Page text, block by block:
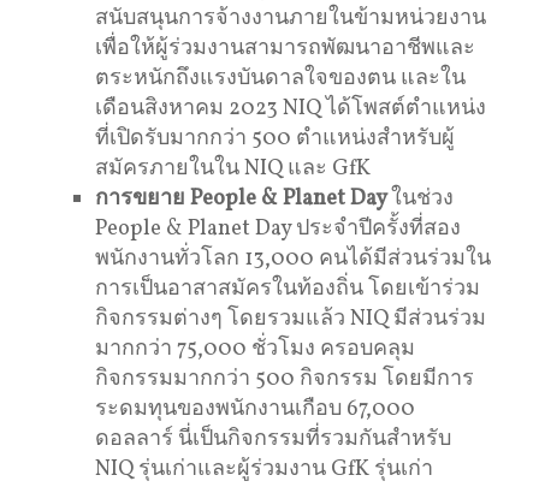
สนับสนุนการจ้างงานภายในข้ามหน่วยงาน
เพื่อให้ผู้ร่วมงานสามารถพัฒนาอาชีพและ
ตระหนักถึงแรงบันดาลใจของตน และใน
เดือนสิงหาคม 2023 NIQ ได้โพสต์ตําแหน่ง
ที่เปิดรับมากกว่า 500 ตําแหน่งสําหรับผู้
สมัครภายในใน NIQ และ GfK
การขยาย People & Planet Dayในช่วง
People & Planet Day ประจําปีครั้งที่สอง
พนักงานทั่วโลก 13,000 คนได้มีส่วนร่วมใน
การเป็นอาสาสมัครในท้องถิ่น โดยเข้าร่วม
กิจกรรมต่างๆ โดยรวมแล้ว NIQ มีส่วนร่วม
มากกว่า 75,000 ชั่วโมง ครอบคลุม
กิจกรรมมากกว่า 500 กิจกรรม โดยมีการ
ระดมทุนของพนักงานเกือบ 67,000
ดอลลาร์ นี่เป็นกิจกรรมที่รวมกันสําหรับ
NIQ รุ่นเก่าและผู้ร่วมงาน GfK รุ่นเก่า